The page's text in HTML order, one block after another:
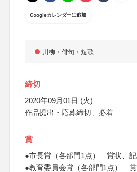
Googleカレンダーに追加
川柳・俳句・短歌
締切
2020年09月01日 (火)
作品提出・応募締切、必着
賞
●市長賞（各部門1点） 賞状、
●教育委員会賞（各部門1点） 賞